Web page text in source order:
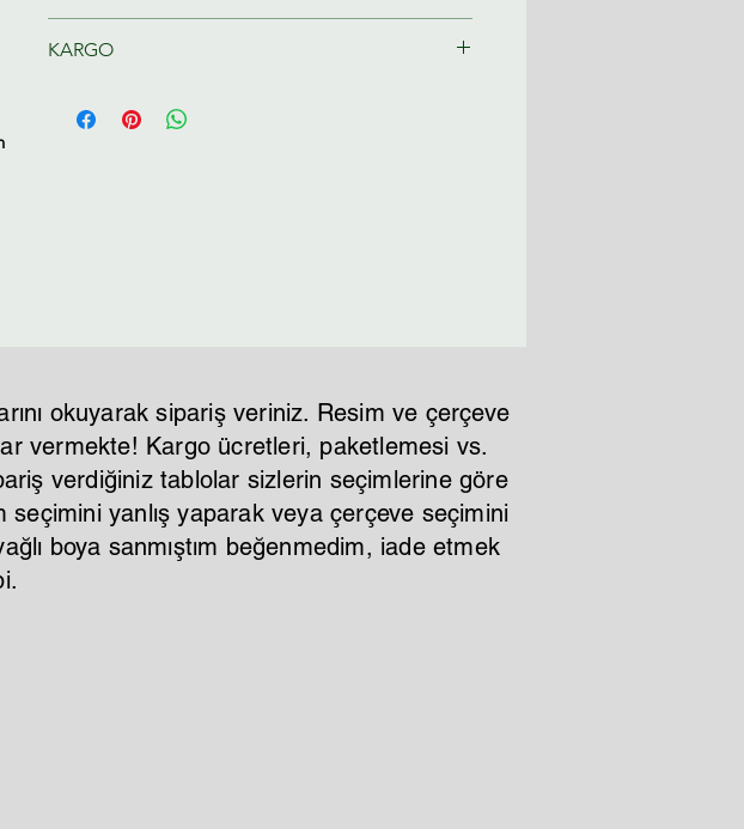
hazırlanacaktır.
KARGO
okuyarak sipariş veriniz. Resim ve çerçeve
vermekte! Kargo ücretleri, paketlemesi vs.
verdiğiniz tablolar sizlerin seçimlerine göre
yanlış yaparak veya çerçeve seçimini
boya sanmıştım beğenmedim, iade etmek